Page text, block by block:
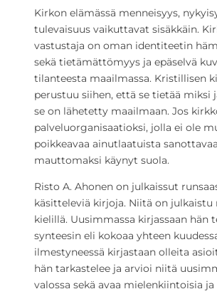
Kirkon elämässä menneisyys,
tulevaisuus vaikuttavat sisäkkäin.
vastustaja on oman identiteetin
sekä tietämättömyys ja epäselvä
tilanteesta maailmassa. Kristillisen
perustuu siihen, että se tietää miksi
se on lähetetty maailmaan. Jos
palveluorganisaatioksi, jolla ei ole
poikkeavaa ainutlaatuista
mauttomaksi käynyt suola.
Risto A. Ahonen on julkaissut
käsitteleviä kirjoja. Niitä on julkaistu
kielillä. Uusimmassa kirjassaan hän
synteesin eli kokoaa yhteen
ilmestyneessä kirjastaan olleita
hän tarkastelee ja arvioi niitä
valossa sekä avaa mielenkiintoisia